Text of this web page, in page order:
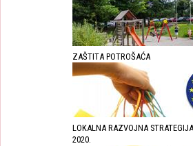
ZAŠTITA POTROŠAĆA
LOKALNA RAZVOJNA
2020.